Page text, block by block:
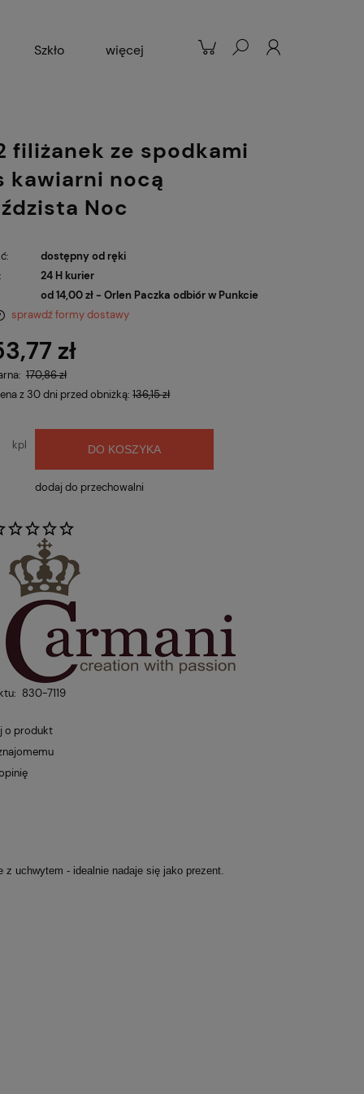
Szkło więcej
filiżanek ze spodkami
kawiarni nocą
Noc
dostępny od ręki
24 H kurier
od 14,00 zł - Orlen Paczka odbiór w Punkcie
sprawdź formy dostawy
zł
170,86 zł
z 30 dni przed obniżką:136,15 zł
kpl DO KOSZYKA
dodaj do przechowalni
830-7119
o produkt
uchwytem - idealnie nadaje się jako prezent.